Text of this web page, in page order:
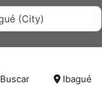
Buscar Ibagué